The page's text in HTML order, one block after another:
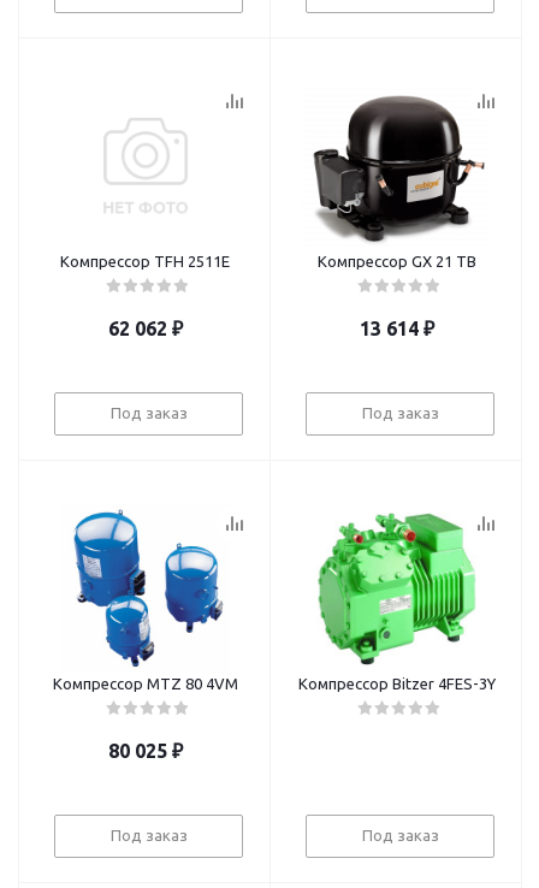
Компрессор TFH 2511Е
62 062 ₽
Под заказ
Компрессор GX 21 TB
13 614₽
Под заказ
Компрессор MTZ 80 4VM
80 025₽
Под заказ
Компрессор Bitzer 4FES-3Y
Под заказ